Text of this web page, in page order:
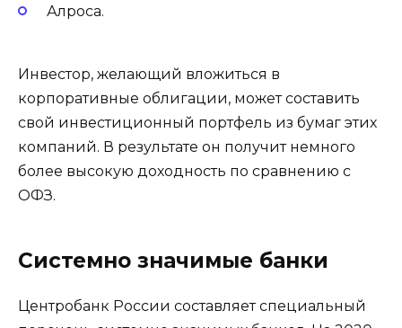
Алроса.
Инвестор, желающий вложиться в
корпоративные облигации, может составить
свой инвестиционный портфель из бумаг этих
компаний. В результате он получит немного
более высокую доходность по сравнению с
ОФЗ.
Системно значимые банки
Центробанк России составляет специальный